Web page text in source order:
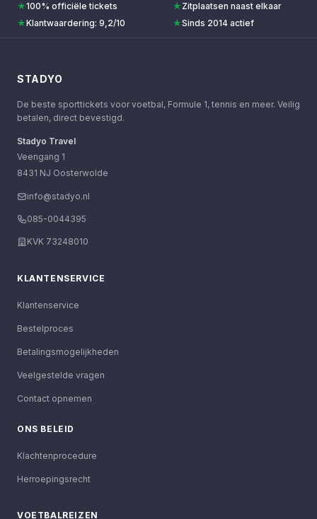
★100% officiële tickets ★ Zitplaatsen naast elkaar
★Klantwaardering: 9,2/10 ★Sinds 2014 actief
STADYO
De beste sporttickets voor voetbal, Formule 1, tennis en meer. Veilig
betalen, direct bevestigd.
Stadyo Travel
Veengang 1
8431 NJ Oosterwolde
info@stadyo.nl
085-0044395
KVK 73248010
KLANTENSERVICE
Klantenservice
Bestelproces
Betalingsmogelijkheden
Veelgestelde vragen
Contact opnemen
ONS BELEID
Klachtenprocedure
Herroepingsrecht
VOETBALREIZEN